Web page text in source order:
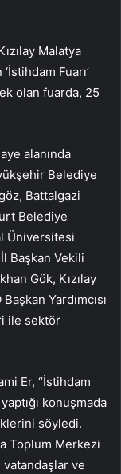
Malatya
Fuarı’
olan fuarda, 25
alanında
Belediye
Battalgazi
Belediye
Üniversitesi
Başkan Vekili
Gök, Kızılay
Yardımcısı
ile sektör
Er, “İstihdam
yaptığı konuşmada
söyledi.
Toplum Merkezi
ve